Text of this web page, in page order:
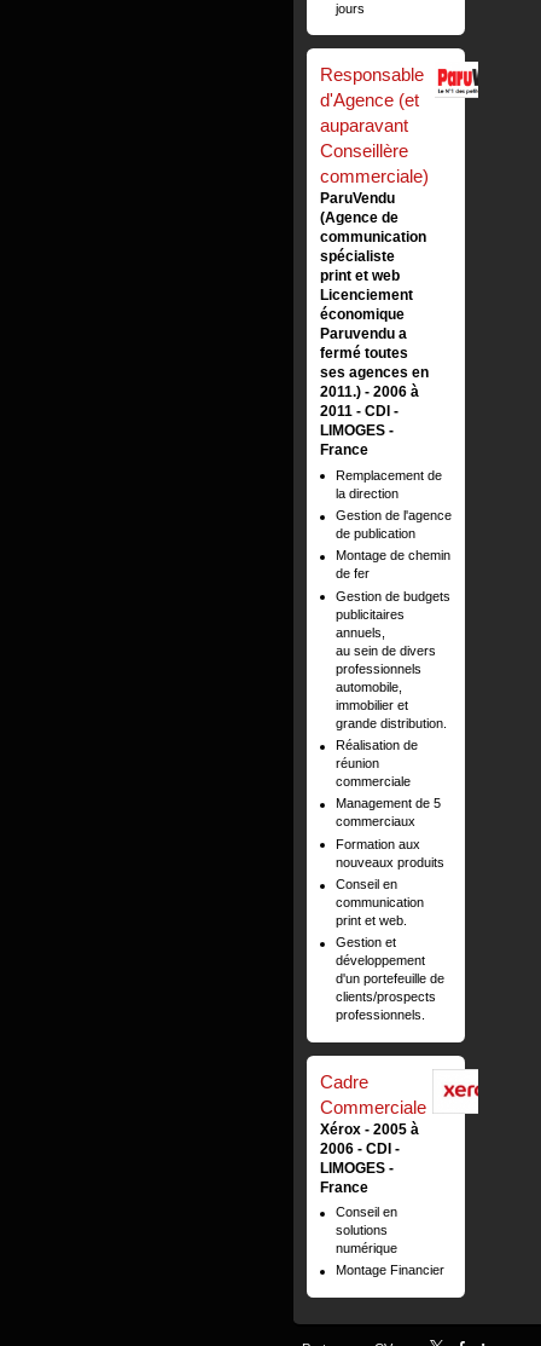
jours
Responsable
d'Agence (et
auparavant
Conseillère
commerciale)
ParuVendu
(Agence de
communication
spécialiste
print et web
Licenciement
économique
Paruvendu a
fermé toutes
ses agences en
2011.)
2006 à
2011
CDI
LIMOGES
France
Remplacement de
la direction
Gestion de l'agence
de publication
Montage de chemin
de fer
Gestion de budgets
publicitaires
annuels,
au sein de divers
professionnels
automobile,
immobilier et
grande distribution.
Réalisation de
réunion
commerciale
Management de 5
commerciaux
Formation aux
nouveaux produits
Conseil en
communication
print et web.
Gestion et
développement
d'un portefeuille de
clients/prospects
professionnels.
Cadre
Commerciale
Xérox
2005 à
2006
CDI
LIMOGES
France
Conseil en
solutions
numérique
Montage Financier